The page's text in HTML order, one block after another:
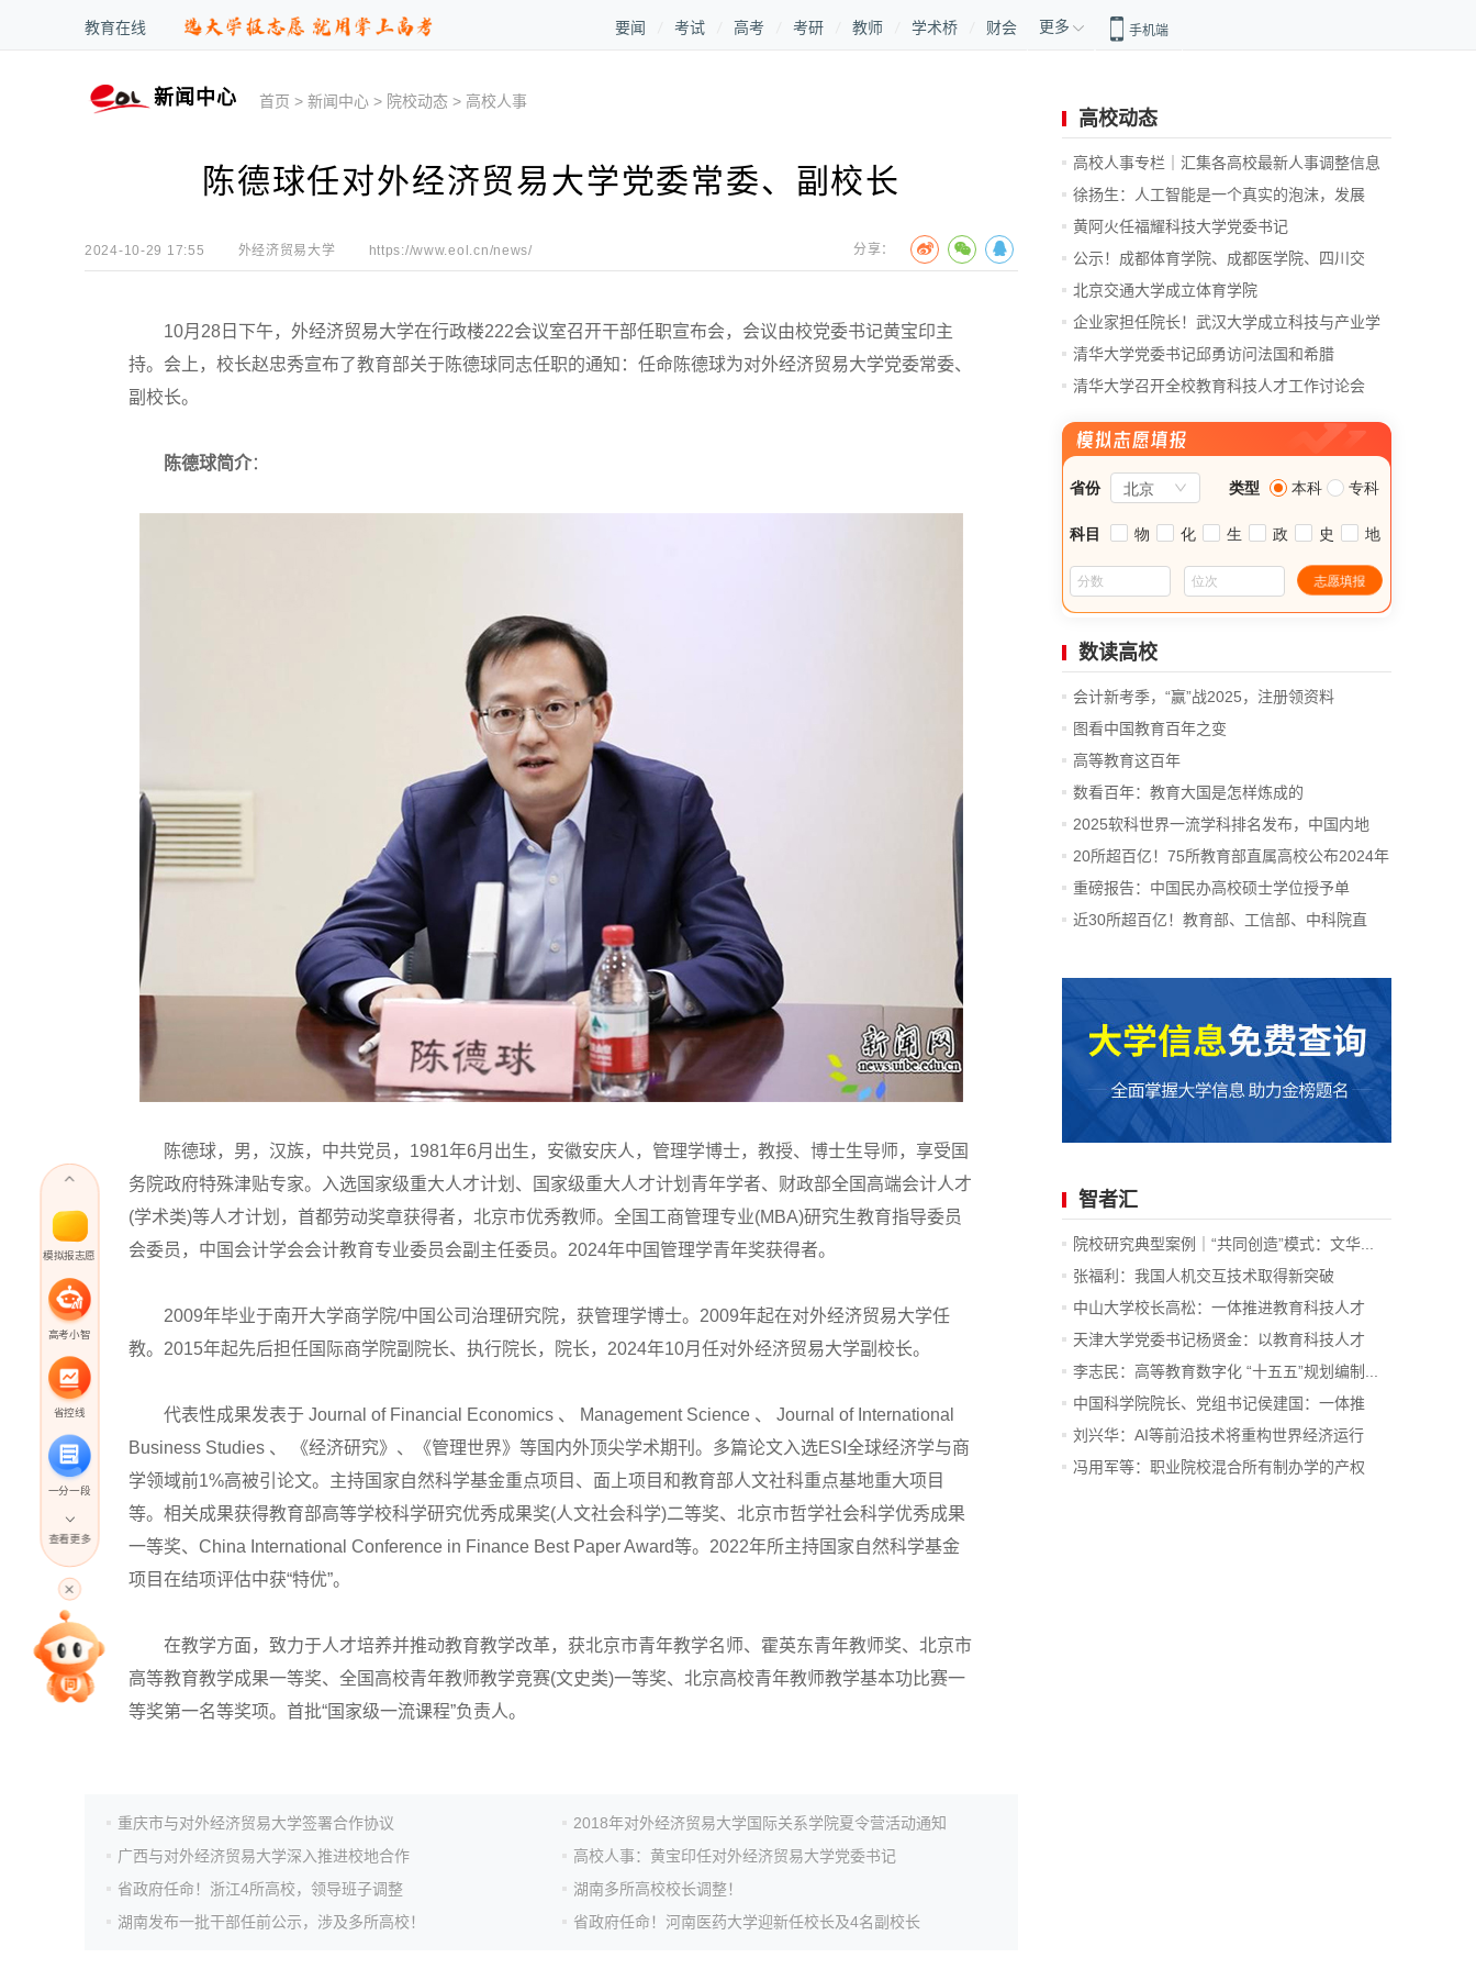
教育在线 要闻 考试 高考 考研 教师 学术桥 财会 更多 手机端
新闻中心 首页 >新闻中心 > 院校动态 > 高校人事
陈德球任对外经济贸易大学党委常委、副校长
2024-10-29 17:55 外经济贸易大学 https://www.eol.cn/news/ 分享：
10月28日下午，外经济贸易大学在行政楼222会议室召开干部任职宣布会，会议由校党委书记黄宝印主
持。会上，校长赵忠秀宣布了教育部关于陈德球同志任职的通知：任命陈德球为对外经济贸易大学党委常委、
副校长。
陈德球简介：
陈德球，男，汉族，中共党员，1981年6月出生，安徽安庆人，管理学博士，教授、博士生导师，享受国
务院政府特殊津贴专家。入选国家级重大人才计划、国家级重大人才计划青年学者、财政部全国高端会计人才
(学术类)等人才计划，首都劳动奖章获得者，北京市优秀教师。全国工商管理专业(MBA)研究生教育指导委员
会委员，中国会计学会会计教育专业委员会副主任委员。2024年中国管理学青年奖获得者。
2009年毕业于南开大学商学院/中国公司治理研究院，获管理学博士。2009年起在对外经济贸易大学任
教。2015年起先后担任国际商学院副院长、执行院长，院长，2024年10月任对外经济贸易大学副校长。
代表性成果发表于 Journal of Financial Economics 、 Management Science 、 Journal of International
Business Studies 、 《经济研究》、《管理世界》等国内外顶尖学术期刊。多篇论文入选ESI全球经济学与商
学领域前1%高被引论文。主持国家自然科学基金重点项目、面上项目和教育部人文社科重点基地重大项目
等。相关成果获得教育部高等学校科学研究优秀成果奖(人文社会科学)二等奖、北京市哲学社会科学优秀成果
一等奖、China International Conference in Finance Best Paper Award等。2022年所主持国家自然科学基金
项目在结项评估中获“特优”。
在教学方面，致力于人才培养并推动教育教学改革，获北京市青年教学名师、霍英东青年教师奖、北京市
高等教育教学成果一等奖、全国高校青年教师教学竞赛(文史类)一等奖、北京高校青年教师教学基本功比赛一
等奖第一名等奖项。首批“国家级一流课程”负责人。
重庆市与对外经济贸易大学签署合作协议
2018年对外经济贸易大学国际关系学院夏令营活动通知
广西与对外经济贸易大学深入推进校地合作
高校人事：黄宝印任对外经济贸易大学党委书记
省政府任命！浙江4所高校，领导班子调整
湖南多所高校校长调整！
湖南发布一批干部任前公示，涉及多所高校！
省政府任命！河南医药大学迎新任校长及4名副校长
高校动态
高校人事专栏｜汇集各高校最新人事调整信息
徐扬生：人工智能是一个真实的泡沫，发展
前...
黄阿火任福耀科技大学党委书记
公示！成都体育学院、成都医学院、四川交
通...
北京交通大学成立体育学院
企业家担任院长！武汉大学成立科技与产业学
院
清华大学党委书记邱勇访问法国和希腊
清华大学召开全校教育科技人才工作讨论会
模拟报志愿
高考小智
省控线
一分一段
高考直播
专家指导课
查看更多
数读高校
会计新考季，“赢”战2025，注册领资料
图看中国教育百年之变
高等教育这百年
数看百年：教育大国是怎样炼成的
2025软科世界一流学科排名发布，中国内地
14...
20所超百亿！75所教育部直属高校公布2024年
决算
重磅报告：中国民办高校硕士学位授予单
位、...
近30所超百亿！教育部、工信部、中科院直
智者汇
院校研究典型案例｜“共同创造”模式：文华...
张福利：我国人机交互技术取得新突破
中山大学校长高松：一体推进教育科技人才
发...
天津大学党委书记杨贤金：以教育科技人才
一...
李志民：高等教育数字化 “十五五”规划编制...
中国科学院院长、党组书记侯建国：一体推
进...
刘兴华：AI等前沿技术将重构世界经济运行
底...
冯用军等：职业院校混合所有制办学的产权